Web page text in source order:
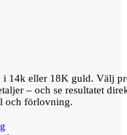
i 14k eller 18K guld. Välj
– och se resultatet
och förlovning.